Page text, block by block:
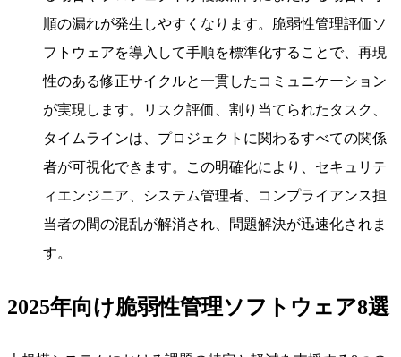
順の漏れが発生しやすくなります。脆弱性管理評価ソ
フトウェアを導入して手順を標準化することで、再現
性のある修正サイクルと一貫したコミュニケーション
が実現します。リスク評価、割り当てられたタスク、
タイムラインは、プロジェクトに関わるすべての関係
者が可視化できます。この明確化により、セキュリテ
ィエンジニア、システム管理者、コンプライアンス担
当者の間の混乱が解消され、問題解決が迅速化されま
す。
2025年向け脆弱性管理ソフトウェア8選